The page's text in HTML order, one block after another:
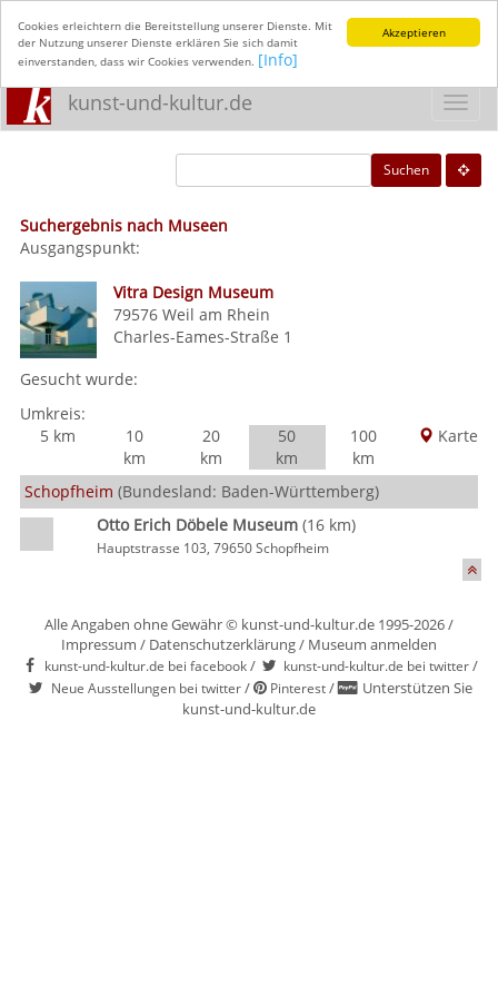
Akzeptieren
Cookies erleichtern die Bereitstellung unserer Dienste. Mit
der Nutzung unserer Dienste erklären Sie sich damit
einverstanden, dass wir Cookies verwenden. [Info]
kunst-und-kultur.de
Suchen
Suchergebnis nach Museen
Ausgangspunkt:
Vitra Design Museum
79576 Weil am Rhein
Charles-Eames-Straße 1
Gesucht wurde:
Umkreis:
5 km
10
km
20
km
50
km
100
km
Karte
Schopfheim (Bundesland: Baden-Württemberg)
Otto Erich Döbele Museum(16 km)
Hauptstrasse 103, 79650 Schopfheim
Alle Angaben ohne Gewähr © kunst-und-kultur.de 1995-2026 /
Impressum / Datenschutzerklärung/ Museum anmelden
kunst-und-kultur.de bei facebook/ kunst-und-kultur.de bei twitter/
Neue Ausstellungen bei twitter/ Pinterest/
Unterstützen Sie
kunst-und-kultur.de